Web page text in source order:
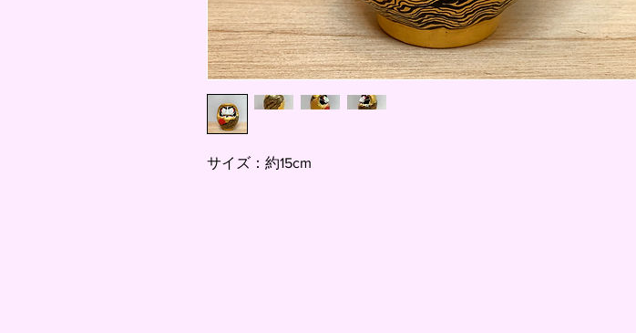
サイズ：約15cm